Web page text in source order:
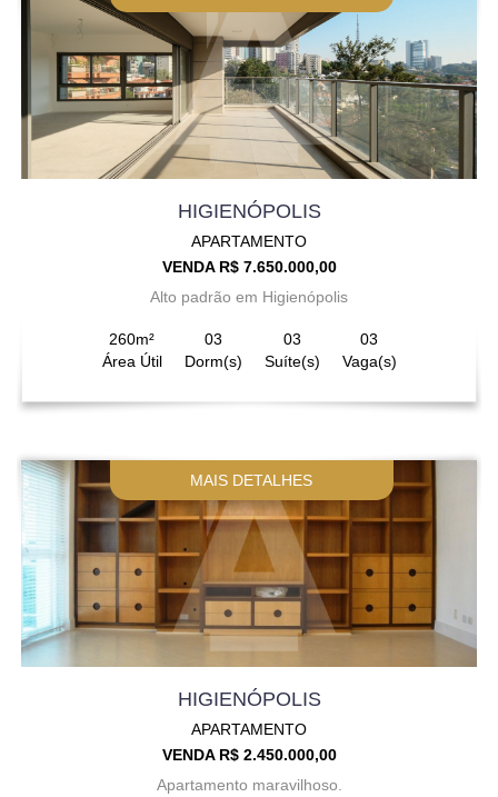
HIGIENÓPOLIS
APARTAMENTO
VENDA R$ 7.650.000,00
Alto padrão em Higienópolis
260m²
Área Útil
03
Dorm(s)
03
Suíte(s)
03
Vaga(s)
MAIS DETALHES
HIGIENÓPOLIS
APARTAMENTO
VENDA R$ 2.450.000,00
Apartamento maravilhoso.